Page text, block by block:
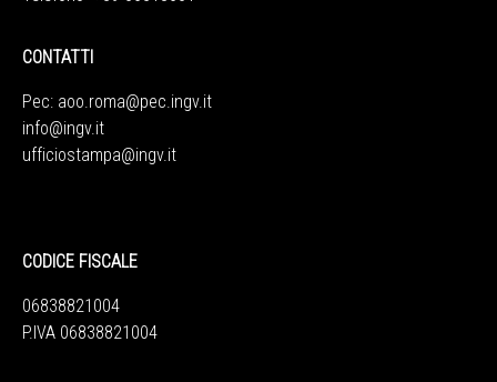
CONTATTI
Pec: aoo.roma@pec.ingv.it
info@ingv.it
ufficiostampa@ingv.it
CODICE FISCALE
06838821004
P.IVA 06838821004